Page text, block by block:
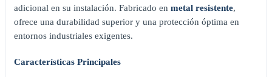
adicional en su instalación. Fabricado en metal resistente,
ofrece una durabilidad superior y una protección óptima en
entornos industriales exigentes.
Características Principales